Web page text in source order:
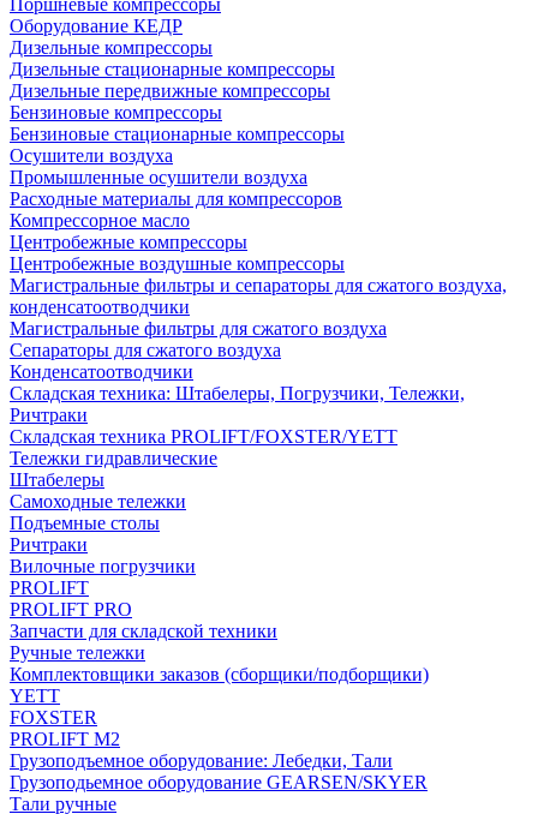
Поршневые компрессоры
Оборудование КЕДР
Дизельные компрессоры
Дизельные стационарные компрессоры
Дизельные передвижные компрессоры
Бензиновые компрессоры
Бензиновые стационарные компрессоры
Осушители воздуха
Промышленные осушители воздуха
Расходные материалы для компрессоров
Компрессорное масло
Центробежные компрессоры
Центробежные воздушные компрессоры
Магистральные фильтры и сепараторы для сжатого воздуха,
конденсатоотводчики
Магистральные фильтры для сжатого воздуха
Сепараторы для сжатого воздуха
Конденсатоотводчики
Складская техника: Штабелеры, Погрузчики, Тележки,
Ричтраки
Складская техника PROLIFT/FOXSTER/YETT
Тележки гидравлические
Штабелеры
Самоходные тележки
Подъемные столы
Ричтраки
Вилочные погрузчики
PROLIFT
PROLIFT PRO
Запчасти для складской техники
Ручные тележки
Комплектовщики заказов (сборщики/подборщики)
YETT
FOXSTER
PROLIFT M2
Грузоподъемное оборудование: Лебедки, Тали
Грузоподьемное оборудование GEARSEN/SKYER
Тали ручные